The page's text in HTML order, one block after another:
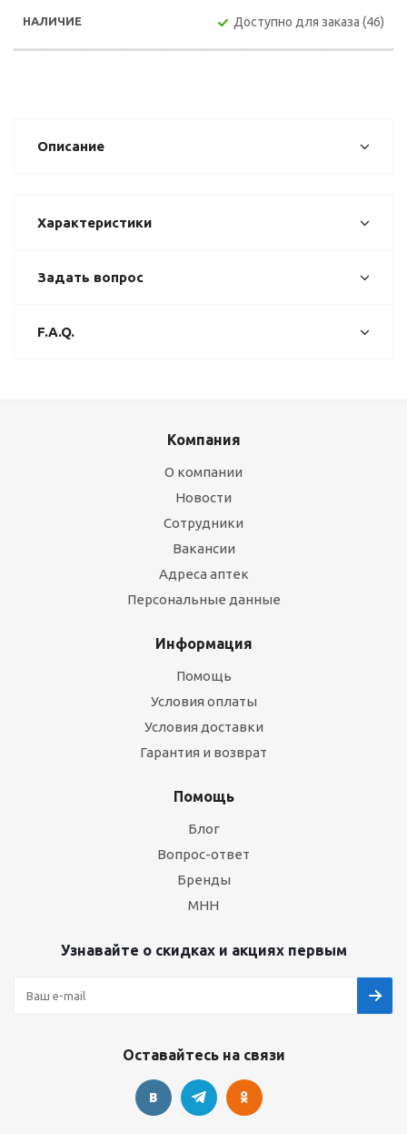
Доступно для заказа (46)
Описание
Характеристики
Задать вопрос
F.A.Q.
Компания
О компании
Новости
Сотрудники
Вакансии
Адреса аптек
Персональные данные
Информация
Помощь
Условия оплаты
Условия доставки
Гарантия и возврат
Помощь
Блог
Вопрос-ответ
Бренды
МНН
Узнавайте о скидках и акциях первым
Оставайтесь на связи